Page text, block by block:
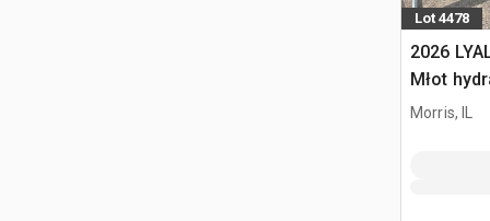
Lot 4478
2026
Młot
Morris, IL